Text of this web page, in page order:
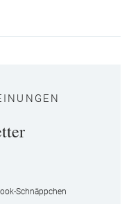
Schnäppchen